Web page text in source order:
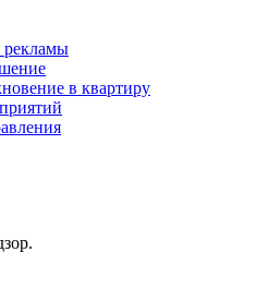
в квартиру